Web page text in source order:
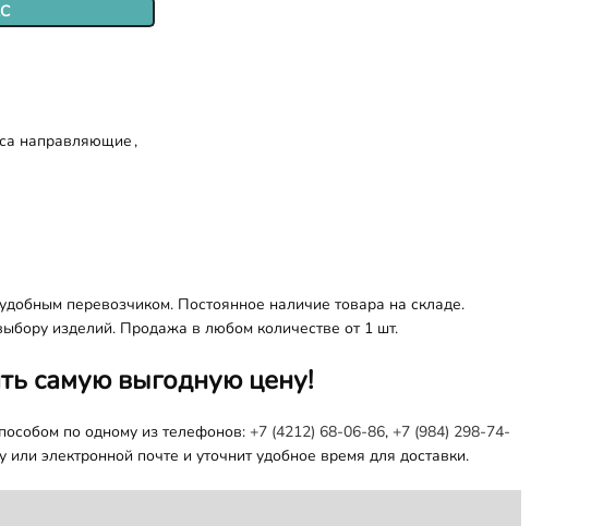
направляющие ,
перевозчиком. Постоянное наличие товара на складе.
изделий. Продажа в любом количестве от 1 шт.
самую выгодную цену!
по одному из телефонов: +7 (4212) 68-06-86, +7 (984) 298-74-
электронной почте и уточнит удобное время для доставки.